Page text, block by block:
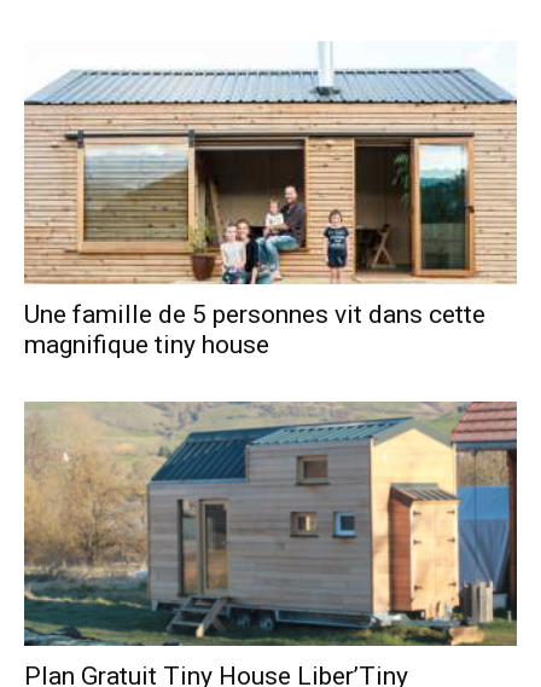
Une famille de 5 personnes vit dans cette
magnifique tiny house
Plan Gratuit Tiny House Liber’Tiny